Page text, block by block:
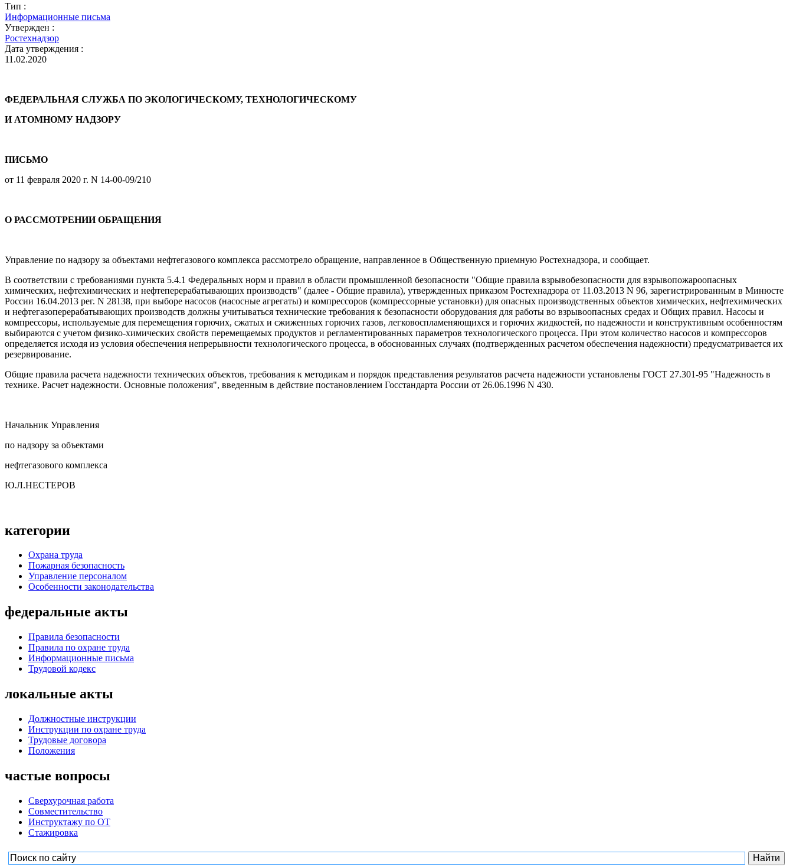
Тип :
Информационные письма
Утвержден :
Ростехнадзор
Дата утверждения :
11.02.2020
ФЕДЕРАЛЬНАЯ СЛУЖБА ПО ЭКОЛОГИЧЕСКОМУ, ТЕХНОЛОГИЧЕСКОМУ
И АТОМНОМУ НАДЗОРУ
ПИСЬМО
от 11 февраля 2020 г. N 14-00-09/210
О РАССМОТРЕНИИ ОБРАЩЕНИЯ
Управление по надзору за объектами нефтегазового комплекса рассмотрело обращение, направленное в Общественную приемную Ростехнадзора, и сообщает.
В соответствии с требованиями пункта 5.4.1 Федеральных норм и правил в области промышленной безопасности "Общие правила взрывобезопасности для взрывопожароопасных
химических, нефтехимических и нефтеперерабатывающих производств" (далее - Общие правила), утвержденных приказом Ростехнадзора от 11.03.2013 N 96, зарегистрированным в Минюсте
России 16.04.2013 рег. N 28138, при выборе насосов (насосные агрегаты) и компрессоров (компрессорные установки) для опасных производственных объектов химических, нефтехимических
и нефтегазоперерабатывающих производств должны учитываться технические требования к безопасности оборудования для работы во взрывоопасных средах и Общих правил. Насосы и
компрессоры, используемые для перемещения горючих, сжатых и сжиженных горючих газов, легковоспламеняющихся и горючих жидкостей, по надежности и конструктивным особенностям
выбираются с учетом физико-химических свойств перемещаемых продуктов и регламентированных параметров технологического процесса. При этом количество насосов и компрессоров
определяется исходя из условия обеспечения непрерывности технологического процесса, в обоснованных случаях (подтвержденных расчетом обеспечения надежности) предусматривается их
резервирование.
Общие правила расчета надежности технических объектов, требования к методикам и порядок представления результатов расчета надежности установлены ГОСТ 27.301-95 "Надежность в
технике. Расчет надежности. Основные положения", введенным в действие постановлением Госстандарта России от 26.06.1996 N 430.
Начальник Управления
по надзору за объектами
нефтегазового комплекса
Ю.Л.НЕСТЕРОВ
категории
Охрана труда
Пожарная безопасность
Управление персоналом
Особенности законодательства
федеральные акты
Правила безопасности
Правила по охране труда
Информационные письма
Трудовой кодекс
локальные акты
Должностные инструкции
Инструкции по охране труда
Трудовые договора
Положения
частые вопросы
Сверхурочная работа
Совместительство
Инструктажу по ОТ
Стажировка